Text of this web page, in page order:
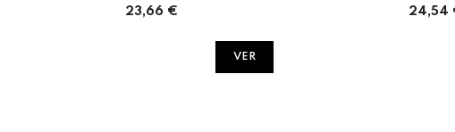
23,66 €
VER
24,54